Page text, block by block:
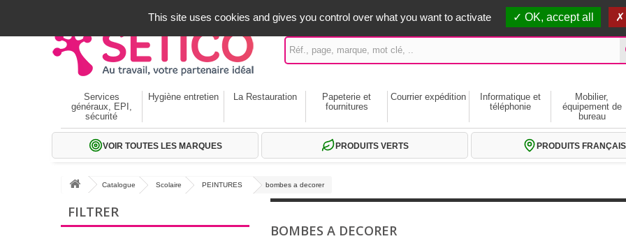
Services
généraux, EPI,
sécurité
Hygiène entretien La Restauration
Papeterie et
fournitures
Courrier expédition
Informatique et
téléphonie
Mobilier,
équipement de
bureau
VOIR TOUTES LES MARQUES PRODUITS VERTS PRODUITS FRANÇAIS
Catalogue Scolaire PEINTURES bombes a decorer
FILTRER
BOMBES A DECORER
This site uses cookies and gives you control over what you want to activate OK, accept all